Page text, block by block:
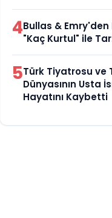
4Bullas &
"Kaç Kurtul" ile
5Türk Tiyatrosu ve
Dünyasının Usta
Hayatını Kaybetti